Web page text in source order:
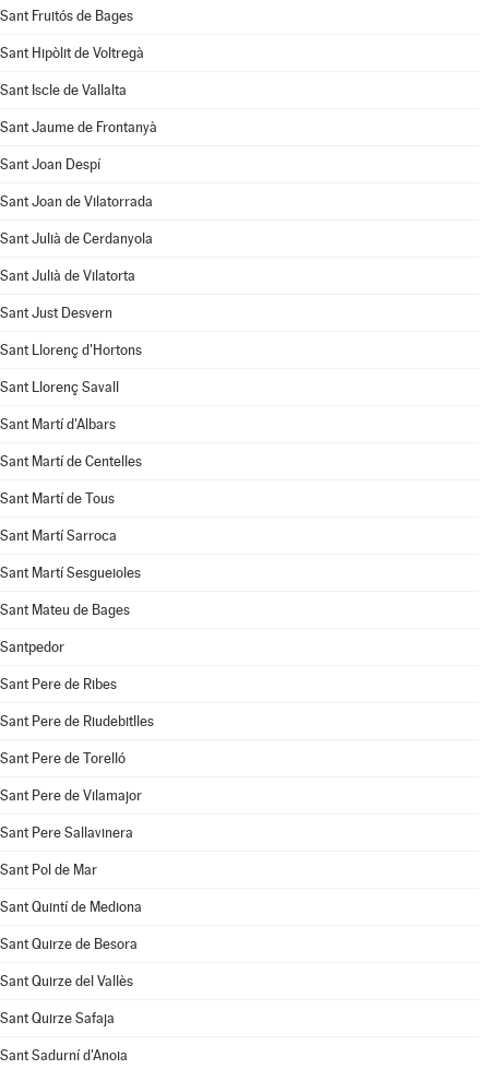
Sant Fruitós de Bages
Sant Hipòlit de Voltregà
Sant Iscle de Vallalta
Sant Jaume de Frontanyà
Sant Joan Despí
Sant Joan de Vilatorrada
Sant Julià de Cerdanyola
Sant Julià de Vilatorta
Sant Just Desvern
Sant Llorenç d'Hortons
Sant Llorenç Savall
Sant Martí d'Albars
Sant Martí de Centelles
Sant Martí de Tous
Sant Martí Sarroca
Sant Martí Sesgueioles
Sant Mateu de Bages
Santpedor
Sant Pere de Ribes
Sant Pere de Riudebitlles
Sant Pere de Torelló
Sant Pere de Vilamajor
Sant Pere Sallavinera
Sant Pol de Mar
Sant Quintí de Mediona
Sant Quirze de Besora
Sant Quirze del Vallès
Sant Quirze Safaja
Sant Sadurní d'Anoia